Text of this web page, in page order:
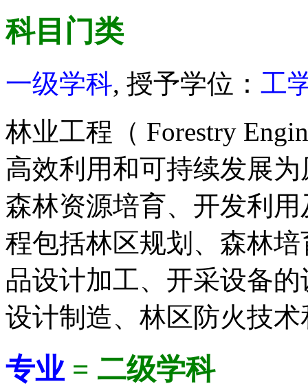
科目门类
一级学科, 授予学位： 工
林业工程（ Forestry
高效利用和可持续发展
森林资源培育、开发利
程包括林区规划、森林
品设计加工、开采设备
设计制造、林区防火技
专业= 二级学科